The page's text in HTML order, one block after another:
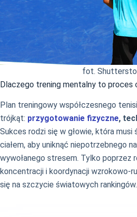
fot.
Dlaczego trening mentalny to proces
Plan treningowy współczesnego
trójkąt: przygotowanie fizyczne,
Sukces rodzi się w głowie, która musi
ciałem, aby uniknąć niepotrzebnego
wywołanego stresem. Tylko poprzez
koncentracji i koordynacji wzrokowo-
się na szczycie światowych rankingów.